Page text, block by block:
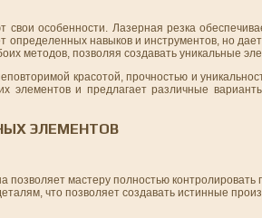
особенности. Лазерная резка
навыков и инструментов, но
методов, позволяя создавать уникальные
красотой, прочностью и
элементов и предлагает различные
ЭЛЕМЕНТОВ
мастеру полностью контролировать
что позволяет создавать истинные